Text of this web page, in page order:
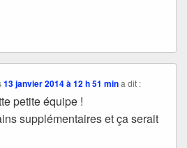
13 janvier 2014 à 12 h 51 min a dit :
petite équipe !
supplémentaires et ça serait